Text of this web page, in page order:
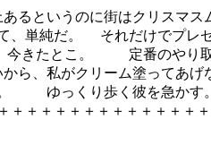
というのに街はクリスマ
純だ。 それだけでプレ
きたとこ。 定番のやり
ら、私がクリーム塗ってあ
っくり歩く彼を急かす
＋＋＋＋＋＋＋＋＋＋＋